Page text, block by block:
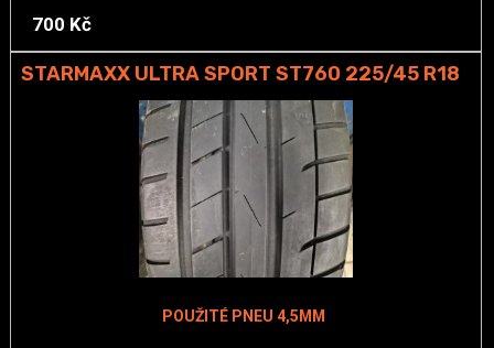
700 Kč
STARMAXX ULTRA SPORT ST760 225/45 R18
POUŽITÉ PNEU 4,5MM